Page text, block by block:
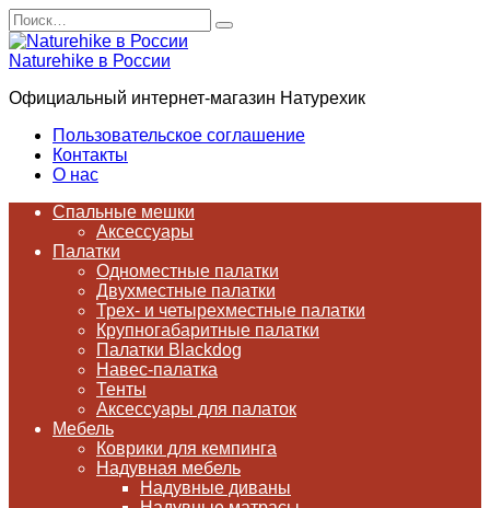
Перейти
к
содержанию
Search
for:
Naturehike в России
Официальный интернет-магазин Натурехик
Пользовательское соглашение
Контакты
О нас
Спальные мешки
Аксессуары
Палатки
Одноместные палатки
Двухместные палатки
Трех- и четырехместные палатки
Крупногабаритные палатки
Палатки Blackdog
Навес-палатка
Тенты
Аксессуары для палаток
Мебель
Коврики для кемпинга
Надувная мебель
Надувные диваны